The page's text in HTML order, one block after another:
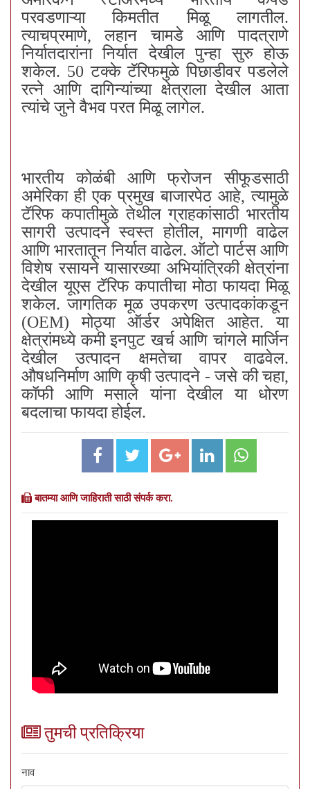
परवडणाऱ्या किमतीत मिळू लागतील.
त्याचप्रमाणे, लहान चामडे आणि पादत्राणे
निर्यातदारांना निर्यात देखील पुन्हा सुरु होऊ
शकेल. 50 टक्के टॅरिफमुळे पिछाडीवर पडलेले
रत्ने आणि दागिन्यांच्या क्षेत्राला देखील आता
त्यांचे जुने वैभव परत मिळू लागेल.
भारतीय कोळंबी आणि फ्रोजन सीफूडसाठी
अमेरिका ही एक प्रमुख बाजारपेठ आहे, त्यामुळे
टॅरिफ कपातीमुळे तेथील ग्राहकांसाठी भारतीय
सागरी उत्पादने स्वस्त होतील, मागणी वाढेल
आणि भारतातून निर्यात वाढेल. ऑटो पार्टस आणि
विशेष रसायने यासारख्या अभियांत्रिकी क्षेत्रांना
देखील यूएस टॅरिफ कपातीचा मोठा फायदा मिळू
शकेल. जागतिक मूळ उपकरण उत्पादकांकडून
(OEM) मोठ्या ऑर्डर अपेक्षित आहेत. या
क्षेत्रांमध्ये कमी इनपुट खर्च आणि चांगले मार्जिन
देखील उत्पादन क्षमतेचा वापर वाढवेल.
औषधनिर्माण आणि कृषी उत्पादने - जसे की चहा,
कॉफी आणि मसाले यांना देखील या धोरण
बदलाचा फायदा होईल.
बातम्या आणि जाहिराती साठी संपर्क करा.
तुमची प्रतिक्रिया
नाव